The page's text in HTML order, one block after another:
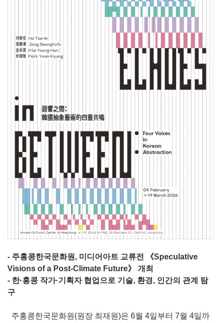
- 주홍콩한국문화원, 미디어아트 교류전 《Speculative
Visions of a Post-Climate Future》 개최
- 한·홍콩 작가·기획자 협업으로 기술, 환경, 인간의 관계 탐
구
주홍콩한국문화원(원장 최재원)은 6월 4일부터 7월 4일까